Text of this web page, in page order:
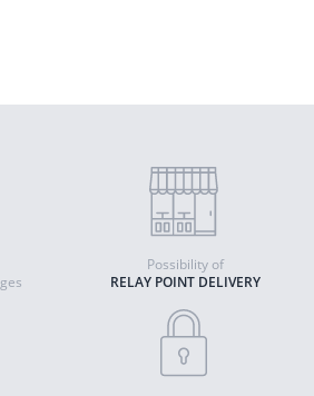
RELAY POINT DELIVERY
Possibility of